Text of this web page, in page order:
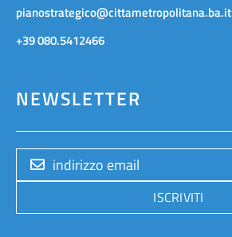
pianostrategico@cittametropolitana.ba.it
+39 080.5412466
NEWSLETTER
ISCRIVITI